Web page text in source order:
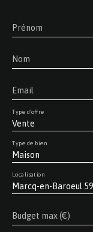
Prénom
Nom
Email
Vente
Type d'offre
Maison
Type de bien
Marcq-en-Baroeul
Localisation
Budget max (€)